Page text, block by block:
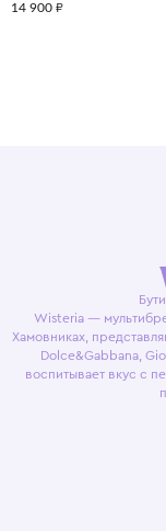
14 900 ₽
Wisteria —
Хамовниках,
Dolce&Gabbana,
воспитывает вкус с